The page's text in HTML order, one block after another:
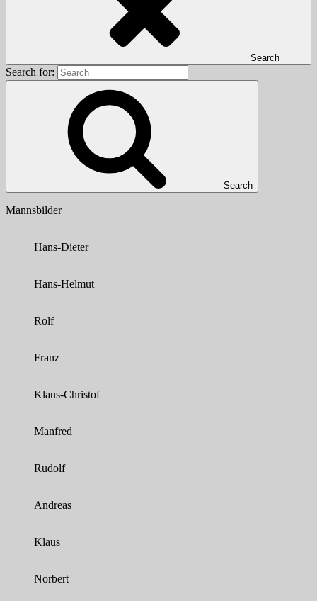
Search
Search for:
Search
Mannsbilder
Hans-Dieter
Hans-Helmut
Rolf
Franz
Klaus-Christof
Manfred
Rudolf
Andreas
Klaus
Norbert